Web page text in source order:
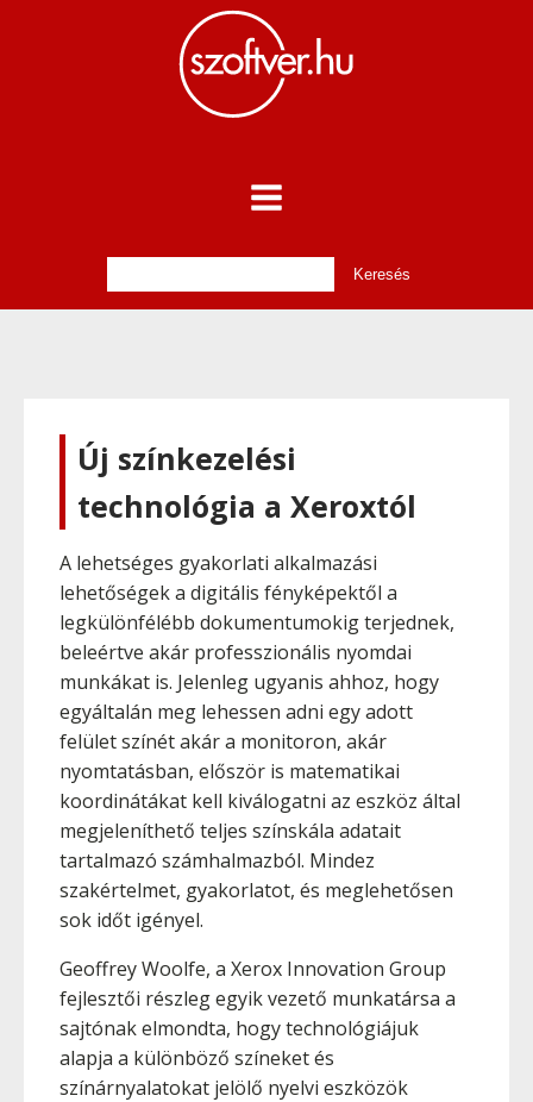
Új színkezelési
technológia a Xeroxtól
A lehetséges gyakorlati alkalmazási
lehetőségek a digitális fényképektől a
legkülönfélébb dokumentumokig terjednek,
beleértve akár professzionális nyomdai
munkákat is. Jelenleg ugyanis ahhoz, hogy
egyáltalán meg lehessen adni egy adott
felület színét akár a monitoron, akár
nyomtatásban, először is matematikai
koordinátákat kell kiválogatni az eszköz által
megjeleníthető teljes színskála adatait
tartalmazó számhalmazból. Mindez
szakértelmet, gyakorlatot, és meglehetősen
sok időt igényel.
Geoffrey Woolfe, a Xerox Innovation Group
fejlesztői részleg egyik vezető munkatársa a
sajtónak elmondta, hogy technológiájuk
alapja a különböző színeket és
színárnyalatokat jelölő nyelvi eszközök